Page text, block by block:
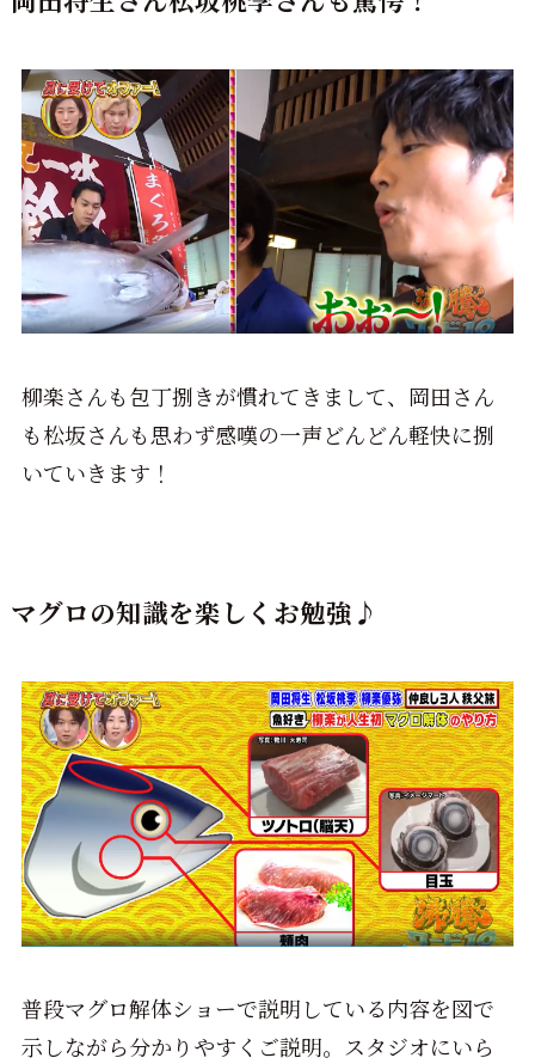
柳楽さんも包丁捌きが慣れてきまして、岡田さん
も松坂さんも思わず感嘆の一声どんどん軽快に捌
いていきます！
マグロの知識を楽しくお勉強♪
普段マグロ解体ショーで説明している内容を図で
示しながら分かりやすくご説明。スタジオにいら